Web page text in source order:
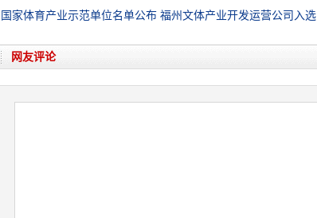
国家体育产业示范单位名单公布 福州文体产业开发运营公司入选
网友评论